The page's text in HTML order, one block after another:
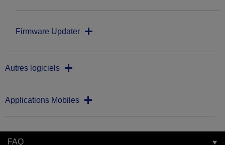
Firmware Updater
Autres logiciels
Applications Mobiles
FAQ